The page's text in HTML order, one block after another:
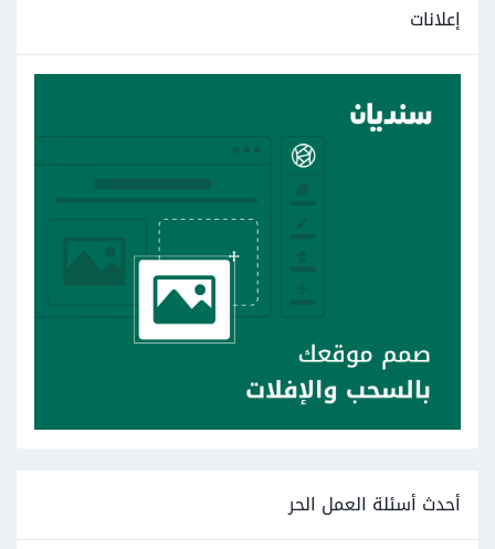
إعلانات
أحدث أسئلة العمل الحر